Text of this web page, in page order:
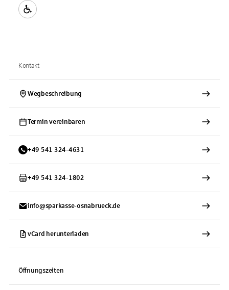
Kontakt
Wegbeschreibung
Termin vereinbaren
+49 541 324-4631
+49 541 324-1802
info@sparkasse-osnabrueck.de
vCard herunterladen
Öffnungszeiten